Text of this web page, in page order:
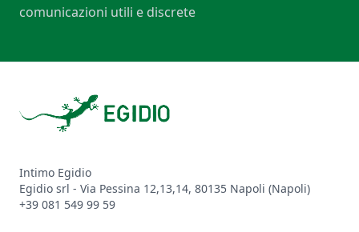
comunicazioni utili e discrete
Intimo Egidio
Egidio srl - Via Pessina 12,13,14, 80135 Napoli (Napoli)
+39 081 549 99 59